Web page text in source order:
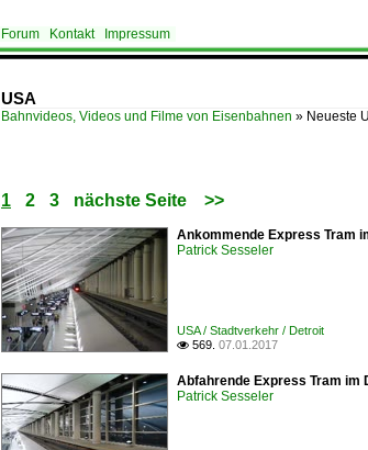
Forum Kontakt Impressum
USA
Bahnvideos, Videos und Filme von Eisenbahnen » Neueste
1 2 3 nächste Seite >>
Ankommende Express Tram
Patrick Sesseler
USA / Stadtverkehr / Detroit
 569. 07.01.2017
Abfahrende Express Tram im
Patrick Sesseler